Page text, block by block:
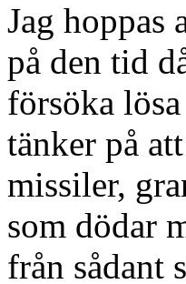
Jag hoppas
på den tid
försöka
tänker på
missiler,
som dödar
från sådant